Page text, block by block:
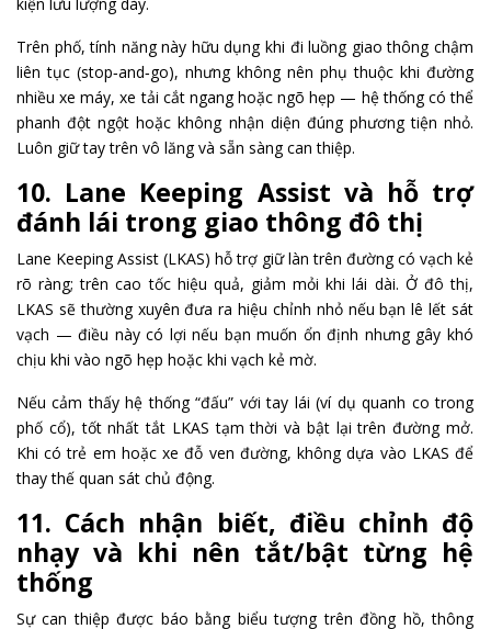
Trên phố, tính năng này hữu dụng khi đi luồng giao thông chậm
liên tục (stop‑and‑go), nhưng không nên phụ thuộc khi đường
nhiều xe máy, xe tải cắt ngang hoặc ngõ hẹp — hệ thống có thể
phanh đột ngột hoặc không nhận diện đúng phương tiện nhỏ.
Luôn giữ tay trên vô lăng và sẵn sàng can thiệp.
10. Lane Keeping Assist và hỗ trợ
đánh lái trong giao thông đô thị
Lane Keeping Assist (LKAS) hỗ trợ giữ làn trên đường có vạch kẻ
rõ ràng; trên cao tốc hiệu quả, giảm mỏi khi lái dài. Ở đô thị,
LKAS sẽ thường xuyên đưa ra hiệu chỉnh nhỏ nếu bạn lê lết sát
vạch — điều này có lợi nếu bạn muốn ổn định nhưng gây khó
chịu khi vào ngõ hẹp hoặc khi vạch kẻ mờ.
Nếu cảm thấy hệ thống “đấu” với tay lái (ví dụ quanh co trong
phố cổ), tốt nhất tắt LKAS tạm thời và bật lại trên đường mở.
Khi có trẻ em hoặc xe đỗ ven đường, không dựa vào LKAS để
thay thế quan sát chủ động.
11. Cách nhận biết, điều chỉnh độ
nhạy và khi nên tắt/bật từng hệ
thống
Sự can thiệp được báo bằng biểu tượng trên đồng hồ, thông